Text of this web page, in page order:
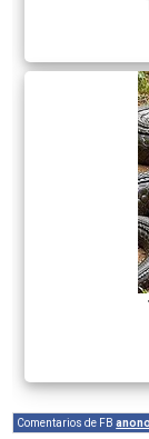
Comentarios de FB